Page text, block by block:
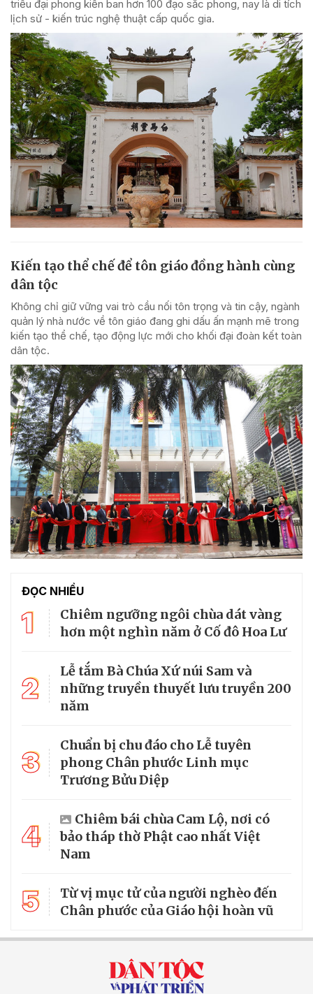
triều đại phong kiến ban hơn 100 đạo sắc phong, nay là di tích
lịch sử - kiến trúc nghệ thuật cấp quốc gia.
Kiến tạo thể chế để tôn giáo đồng hành cùng
dân tộc
Không chỉ giữ vững vai trò cầu nối tôn trọng và tin cậy, ngành
quản lý nhà nước về tôn giáo đang ghi dấu ấn mạnh mẽ trong
kiến tạo thể chế, tạo động lực mới cho khối đại đoàn kết toàn
dân tộc.
ĐỌC NHIỀU
1
Chiêm ngưỡng ngôi chùa dát vàng
hơn một nghìn năm ở Cố đô Hoa Lư
2
Lễ tắm Bà Chúa Xứ núi Sam và
những truyền thuyết lưu truyền 200
năm
3
Chuẩn bị chu đáo cho Lễ tuyên
phong Chân phước Linh mục
Trương Bửu Diệp
4
Chiêm bái chùa Cam Lộ, nơi có
bảo tháp thờ Phật cao nhất Việt
Nam
5
Từ vị mục tử của người nghèo đến
Chân phước của Giáo hội hoàn vũ